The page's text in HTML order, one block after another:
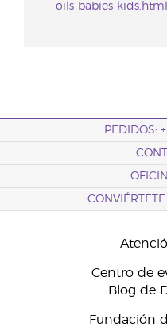
oils-babies-kids.html
PEDIDOS:
Centro de
Blog de
Fundación